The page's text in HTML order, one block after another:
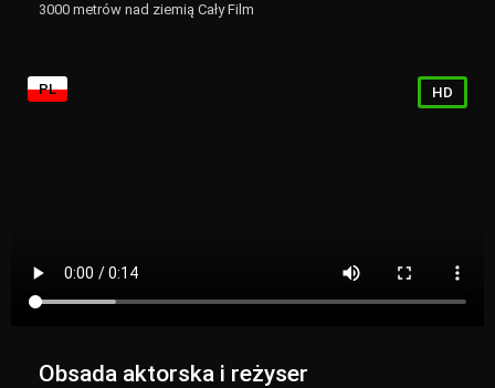
3000 metrów nad ziemią Cały Film
PL HD
Obsada aktorska i reżyser